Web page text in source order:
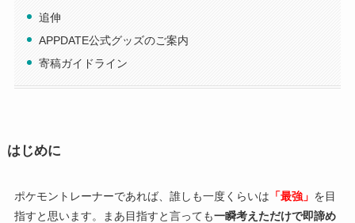
追伸
APPDATE公式グッズのご案内
寄稿ガイドライン
はじめに
ポケモントレーナーであれば、誰しも一度くらいは 「最強」 を目
指すと思います。まあ目指すと言っても一瞬考えただけで即諦め